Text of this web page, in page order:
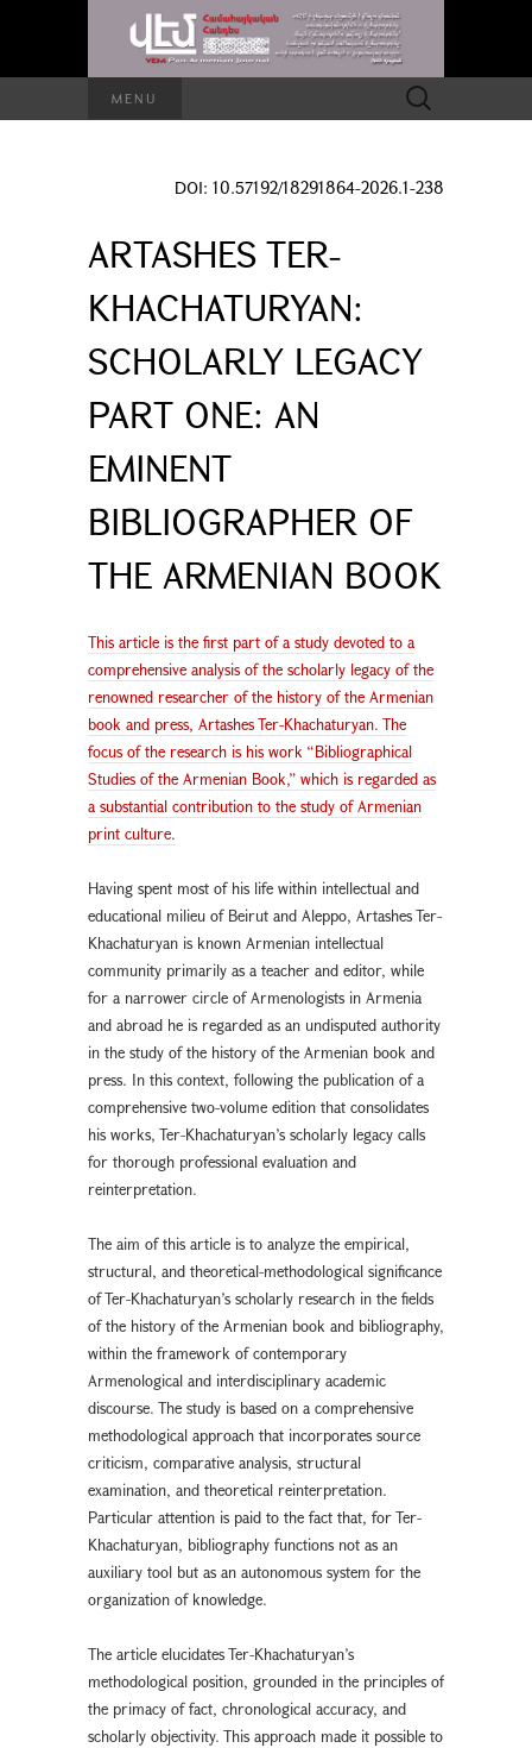
MENU
Search
for:
DOI: 10.57192/18291864-2026.1-238
ARTASHES TER-
KHACHATURYAN:
SCHOLARLY LEGACY
PART ONE: AN
EMINENT
BIBLIOGRAPHER OF
THE ARMENIAN BOOK
This article is the first part of a study devoted to a
comprehensive analysis of the scholarly legacy of the
renowned researcher of the history of the Armenian
book and press, Artashes Ter-Khachaturyan. The
focus of the research is his work “Bibliographical
Studies of the Armenian Book,” which is regarded as
a substantial contribution to the study of Armenian
print culture.
Having spent most of his life within intellectual and
educational milieu of Beirut and Aleppo, Artashes Ter-
Khachaturyan is known Armenian intellectual
community primarily as a teacher and editor, while
for a narrower circle of Armenologists in Armenia
and abroad he is regarded as an undisputed authority
in the study of the history of the Armenian book and
press. In this context, following the publication of a
comprehensive two-volume edition that consolidates
his works, Ter-Khachaturyan’s scholarly legacy calls
for thorough professional evaluation and
reinterpretation.
The aim of this article is to analyze the empirical,
structural, and theoretical-methodological significance
of Ter-Khachaturyan’s scholarly research in the fields
of the history of the Armenian book and bibliography,
within the framework of contemporary
Armenological and interdisciplinary academic
discourse. The study is based on a comprehensive
methodological approach that incorporates source
criticism, comparative analysis, structural
examination, and theoretical reinterpretation.
Particular attention is paid to the fact that, for Ter-
Khachaturyan, bibliography functions not as an
auxiliary tool but as an autonomous system for the
organization of knowledge.
The article elucidates Ter-Khachaturyan’s
methodological position, grounded in the principles of
the primacy of fact, chronological accuracy, and
scholarly objectivity. This approach made it possible to